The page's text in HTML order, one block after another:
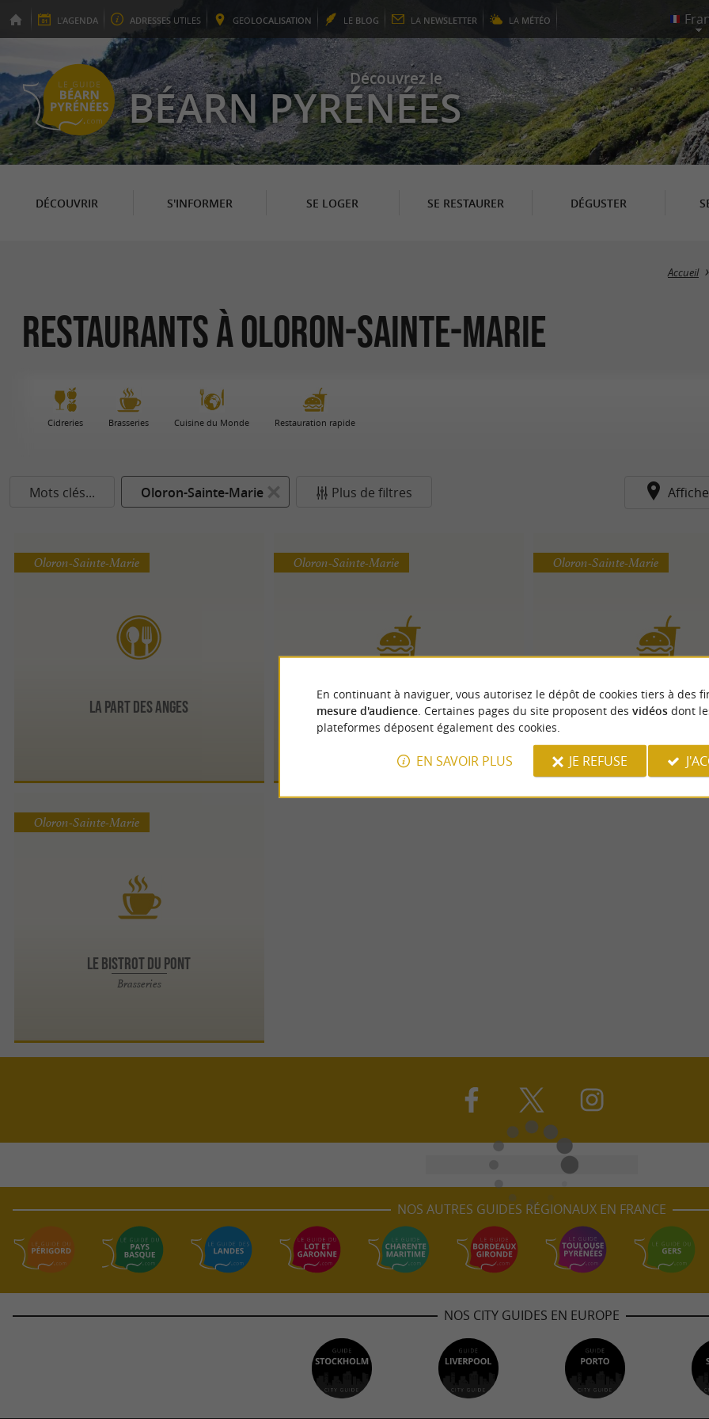
L'AGENDA ADRESSES UTILES GEOLOCALISATION LE BLOG LA NEWSLETTER LA MÉTÉO
Découvrez le
BÉARN PYRÉNÉES
DÉCOUVRIR S'INFORMER SE LOGER SE RESTAURER DÉGUSTER
Accueil
Restaurants à Oloron-Sainte-Marie
Cidreries Brasseries Cuisine du Monde Restauration rapide
Mots clés... Oloron-Sainte-Marie Plus de filtres
La Part Des Anges
Oloron-Sainte-Marie
Au Fournil de mon Père
Restauration rapide
Oloron-Sainte-Marie
Pan'Pitch
Oloron-Sainte-Marie
Le Bistrot du Pont
Brasseries
Oloron-Sainte-Marie
NOS AUTRES GUIDES RÉGIONAUX EN FRANCE
NOS CITY GUIDES EN EUROPE
En continuant à naviguer, vous autorisez le dépôt de cookies tiers à des
mesure d'audience. Certaines pages du site proposent des vidéosdont
plateformes déposent également des cookies.
EN SAVOIR PLUS JE REFUSE